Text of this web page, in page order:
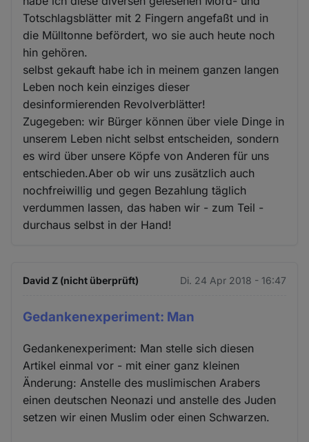
Totschlagsblätter mit 2 Fingern angefaßt und in
die Mülltonne befördert, wo sie auch heute noch
hin gehören.
selbst gekauft habe ich in meinem ganzen langen
Leben noch kein einziges dieser
desinformierenden Revolverblätter!
Zugegeben: wir Bürger können über viele Dinge in
unserem Leben nicht selbst entscheiden, sondern
es wird über unsere Köpfe von Anderen für uns
entschieden.Aber ob wir uns zusätzlich auch
nochfreiwillig und gegen Bezahlung täglich
verdummen lassen, das haben wir - zum Teil -
durchaus selbst in der Hand!
David Z (nicht überprüft) Di. 24 Apr 2018 - 16:47
Gedankenexperiment: Man
Gedankenexperiment: Man stelle sich diesen
Artikel einmal vor - mit einer ganz kleinen
Änderung: Anstelle des muslimischen Arabers
einen deutschen Neonazi und anstelle des Juden
setzen wir einen Muslim oder einen Schwarzen.